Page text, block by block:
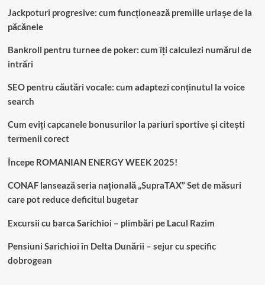
Jackpoturi progresive: cum funcționează premiile uriașe de la
păcănele
Bankroll pentru turnee de poker: cum îți calculezi numărul de
intrări
SEO pentru căutări vocale: cum adaptezi conținutul la voice
search
Cum eviți capcanele bonusurilor la pariuri sportive și citești
termenii corect
Începe ROMANIAN ENERGY WEEK 2025!
CONAF lansează seria națională „SupraTAX” Set de măsuri
care pot reduce deficitul bugetar
Excursii cu barca Sarichioi – plimbări pe Lacul Razim
Pensiuni Sarichioi în Delta Dunării – sejur cu specific
dobrogean